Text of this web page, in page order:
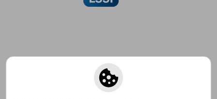
Suscríbete para recibir ofertas y
promociones